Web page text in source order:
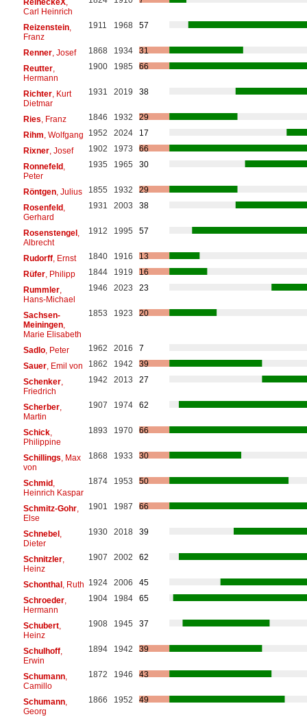
Carl Heinrich
Reizenstein,
Franz
1911 1968 57
Renner, Josef 1868 1934
31
Reutter,
Hermann
1900 1985 66
Richter, Kurt
Dietmar
1931 2019 38
Ries , Franz 1846 1932
29
Rihm , Wolfgang 1952 2024
17
Rixner, Josef 1902 1973
66
Ronnefeld,
Peter
1935 1965 30
Röntgen, Julius 1855 1932
29
Rosenfeld,
Gerhard
1931 2003 38
Rosenstengel,
Albrecht
1912 1995 57
Rudorff, Ernst 1840 1916
13
Rüfer, Philipp 1844 1919
16
Rummler,
Hans-Michael
1946 2023 23
Sachsen-
Meiningen,
Marie Elisabeth
1853 1923 20
Sadlo, Peter 1962 2016
7
Sauer, Emil von 1862 1942
39
Schenker,
Friedrich
1942 2013 27
Scherber,
Martin
1907 1974 62
Schick,
Philippine
1893 1970 66
Schillings , Max
von
1868 1933 30
Schmid,
Heinrich Kaspar
1874 1953 50
Schmitz-Gohr,
Else
1901 1987 66
Schnebel,
Dieter
1930 2018 39
Schnitzler,
Heinz
1907 2002 62
Schonthal, Ruth 1924 2006
45
Schroeder,
Hermann
1904 1984 65
Schubert,
Heinz
1908 1945 37
Schulhoff,
Erwin
1894 1942 39
Schumann,
Camillo
1872 1946 43
Schumann,
Georg
1866 1952 49